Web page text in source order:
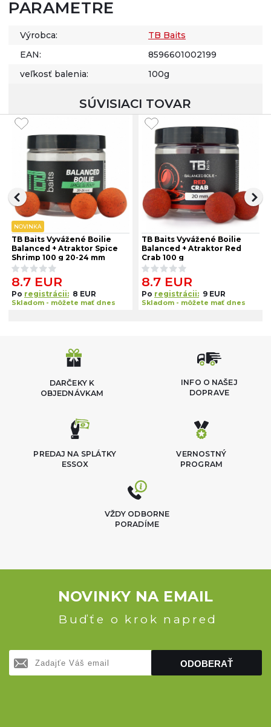
PARAMETRE
Výrobca:
TB Baits
EAN:
8596601002199
veľkosť balenia:
100g
SÚVISIACI TOVAR
NOVINKA
TB Baits Vyvážené Boilie
Balanced + Atraktor Spice
Shrimp 100 g 20-24 mm
8.7 EUR
Po registrácii: 8 EUR
Skladom - môžete mať dnes
TB Baits Vyvážené Boilie
Balanced + Atraktor Red
Crab 100 g
8.7 EUR
Po registrácii: 9 EUR
Skladom - môžete mať dnes
DARČEKY K
OBJEDNÁVKAM
INFO O NAŠEJ
DOPRAVE
VERNOSTNÝ
PROGRAM
PREDAJ NA SPLÁTKY
ESSOX
VŽDY ODBORNE
PORADÍME
NOVINKY NA EMAIL
Buďťe o krok napred
ODOBERAŤ